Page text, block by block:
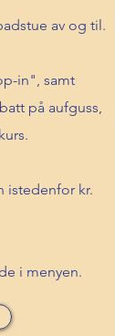
av og til.
in", samt
på aufguss,
istedenfor kr.
i menyen.